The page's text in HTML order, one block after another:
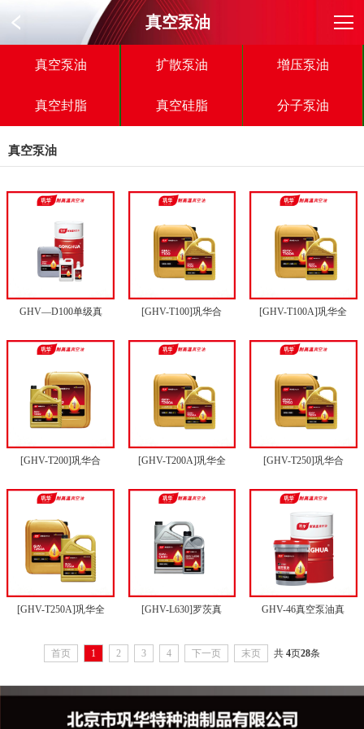
真空泵油
真空泵油 扩散泵油 增压泵油
真空封脂 真空硅脂 分子泵油
真空泵油
GHV—D100单级真 [GHV-T100]巩华合 [GHV-T100A]巩华全
[GHV-T200]巩华合 [GHV-T200A]巩华全 [GHV-T250]巩华合
[GHV-T250A]巩华全 [GHV-L630]罗茨真 GHV-46真空泵油真
首页 1 2 3 4 下一页 末页 共 4页28条